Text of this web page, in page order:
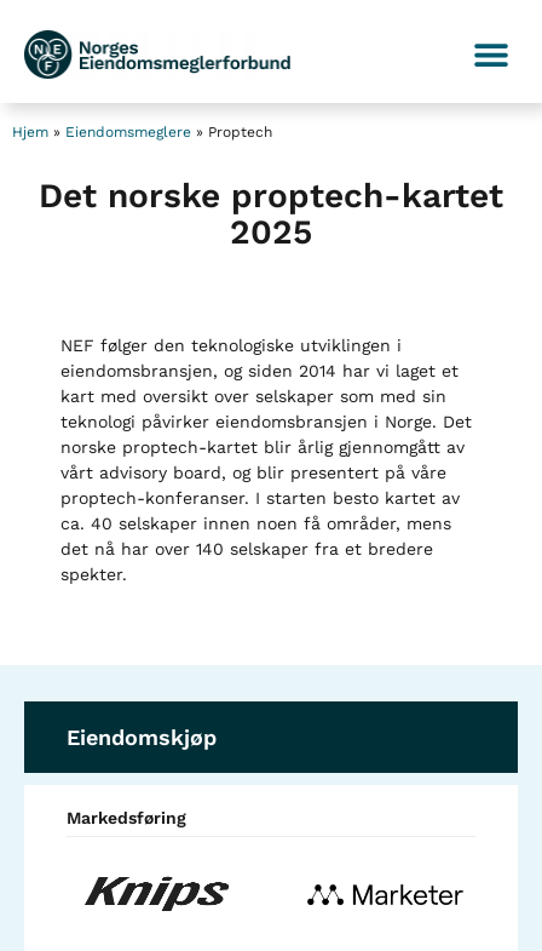
Hjem » Eiendomsmeglere » Proptech
Det norske proptech-kartet
2025
NEF følger den teknologiske utviklingen i
eiendomsbransjen, og siden 2014 har vi laget et
kart med oversikt over selskaper som med sin
teknologi påvirker eiendomsbransjen i Norge. Det
norske proptech-kartet blir årlig gjennomgått av
vårt advisory board, og blir presentert på våre
proptech-konferanser. I starten besto kartet av
ca. 40 selskaper innen noen få områder, mens
det nå har over 140 selskaper fra et bredere
spekter.
Eiendomskjøp
Markedsføring